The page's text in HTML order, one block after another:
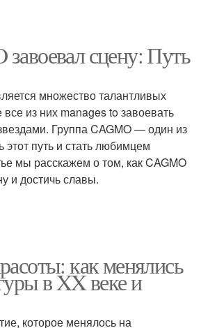
сцену: Путь
множество талантливых
из них manages to завоевать
Группа CAGMO — один из
этот путь и стать любимцем
мы расскажем о том, как CAGMO
и достичь славы.
как менялись
в XX веке и
которое менялось на